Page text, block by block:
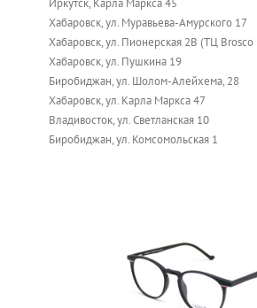
Иркутск, Карла Маркса 45
Хабаровск, ул. Муравьева-Амурского 17
Хабаровск, ул. Пионерская 2В (ТЦ
Хабаровск, ул. Пушкина 19
Биробиджан, ул. Шолом-Алейхема, 28
Хабаровск, ул. Карла Маркса 47
Владивосток, ул. Светланская 10
Биробиджан, ул. Комсомольская 1